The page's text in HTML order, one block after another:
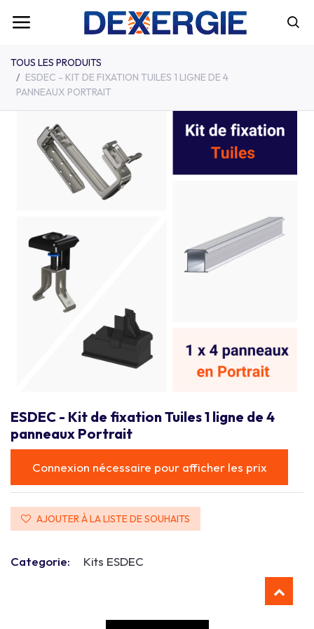
TOUS LES PRODUITS
ESDEC - KIT DE FIXATION TUILES 1 LIGNE DE 4
PANNEAUX PORTRAIT
ESDEC - Kit de fixation Tuiles 1 ligne de 4
panneaux Portrait
Connexion nécessaire pour afficher les prix
AJOUTER À LA LISTE DE SOUHAITS
Categorie: Kits ESDEC